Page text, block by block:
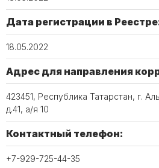
Дата регистрации в
18.05.2022
Адрес для направления
423451, Республика Татарстан, г.
д.41, а/я 10
Контактный телефон:
+7-929-725-44-35